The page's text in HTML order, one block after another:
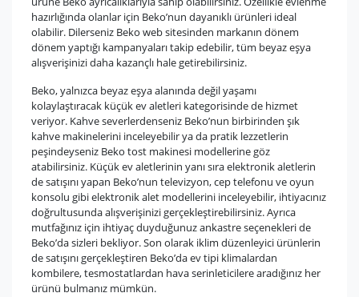
hazırlığında olanlar için Beko’nun dayanıklı ürünleri ideal
olabilir. Dilerseniz Beko web sitesinden markanın dönem
dönem yaptığı kampanyaları takip edebilir, tüm beyaz eşya
alışverişinizi daha kazançlı hale getirebilirsiniz.
Beko, yalnızca beyaz eşya alanında değil yaşamı
kolaylaştıracak küçük ev aletleri kategorisinde de hizmet
veriyor. Kahve severlerdenseniz Beko’nun birbirinden şık
kahve makinelerini inceleyebilir ya da pratik lezzetlerin
peşindeyseniz Beko tost makinesi modellerine göz
atabilirsiniz. Küçük ev aletlerinin yanı sıra elektronik aletlerin
de satışını yapan Beko’nun televizyon, cep telefonu ve oyun
konsolu gibi elektronik alet modellerini inceleyebilir, ihtiyacınız
doğrultusunda alışverişinizi gerçekleştirebilirsiniz. Ayrıca
mutfağınız için ihtiyaç duyduğunuz ankastre seçenekleri de
Beko’da sizleri bekliyor. Son olarak iklim düzenleyici ürünlerin
de satışını gerçekleştiren Beko’da ev tipi klimalardan
kombilere, tesmostatlardan hava serinleticilere aradığınız her
ürünü bulmanız mümkün.